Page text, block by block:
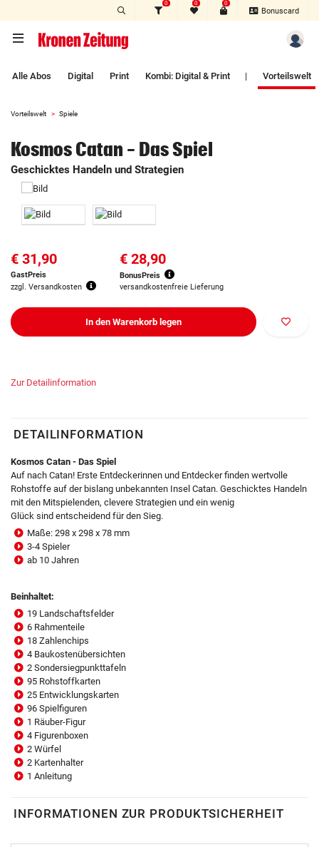
0 0 0
Bonuscard
Alle Abos Digital Print Kombi: Digital & Print | Vorteilswelt
Vorteilswelt Spiele
Kosmos Catan - Das Spiel
Geschicktes Handeln und Strategien
€ 31,90
GastPreis
zzgl. Versandkosten
€ 28,90
BonusPreis
versandkostenfreie Lieferung
In den Warenkorb legen
Zur Detailinformation
DETAILINFORMATION
Kosmos Catan - Das Spiel
Auf nach Catan! Erste Entdeckerinnen und Entdecker finden wertvolle
Rohstoffe auf der bislang unbekannten Insel Catan. Geschicktes Handeln
mit den Mitspielenden, clevere Strategien und ein wenig
Glück sind entscheidend für den Sieg.
Maße: 298 x 298 x 78 mm
3-4 Spieler
ab 10 Jahren
Beinhaltet:
19 Landschaftsfelder
6 Rahmenteile
18 Zahlenchips
4 Baukostenübersichten
2 Sondersiegpunkttafeln
95 Rohstoffkarten
25 Entwicklungskarten
96 Spielfiguren
1 Räuber-Figur
4 Figurenboxen
2 Würfel
2 Kartenhalter
1 Anleitung
INFORMATIONEN ZUR PRODUKTSICHERHEIT